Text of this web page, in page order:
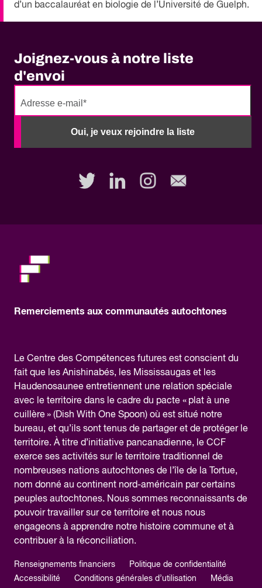
d’un baccalauréat en biologie de l’Université de Guelph.
Joignez-vous à notre liste
d'envoi
Oui, je veux rejoindre la liste
No
fill
Remerciements aux communautés autochtones
Le Centre des Compétences futures est conscient du
fait que les Anishinabés, les Mississaugas et les
Haudenosaunee entretiennent une relation spéciale
avec le territoire dans le cadre du pacte « plat à une
cuillère » (Dish With One Spoon) où est situé notre
bureau, et qu’ils sont tenus de partager et de protéger le
territoire. À titre d’initiative pancanadienne, le CCF
exerce ses activités sur le territoire traditionnel de
nombreuses nations autochtones de l’île de la Tortue,
nom donné au continent nord-américain par certains
peuples autochtones. Nous sommes reconnaissants de
pouvoir travailler sur ce territoire et nous nous
engageons à apprendre notre histoire commune et à
contribuer à la réconciliation.
Renseignements financiers
Politique de confidentialité
Accessibilité
Conditions générales d’utilisation Média